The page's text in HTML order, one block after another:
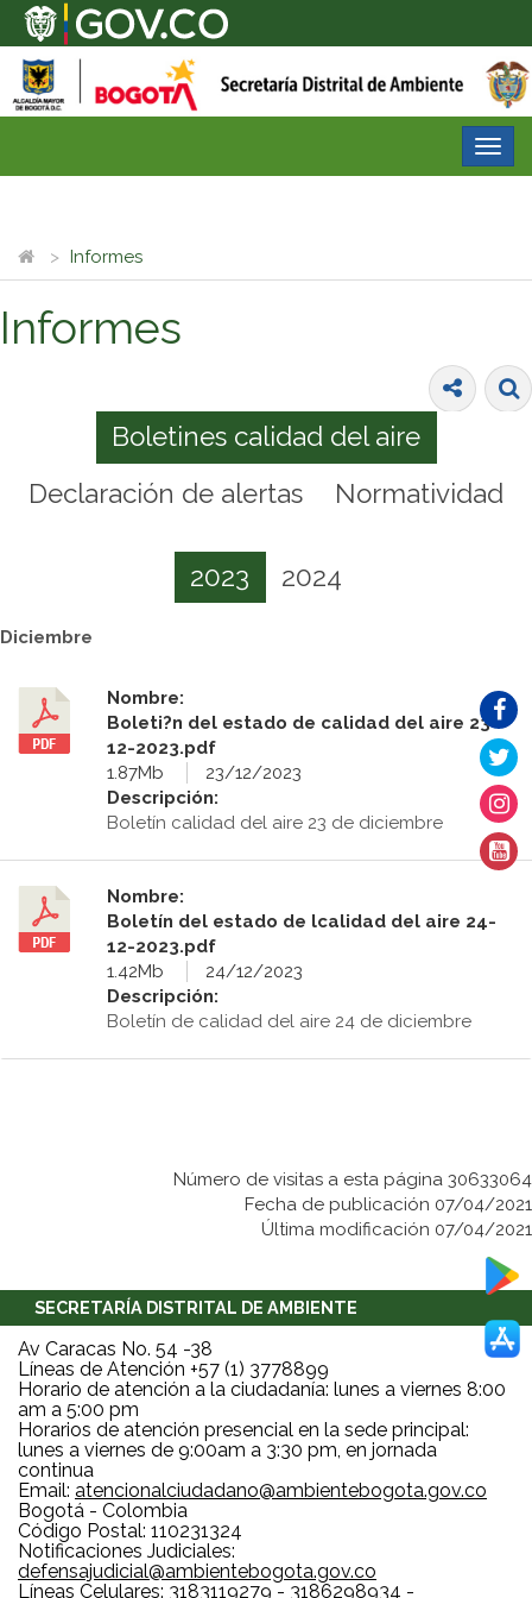
Informes
Informes
Boletines calidad del aire
Declaración de alertas
Normatividad
2023 2024
Diciembre
Nombre:
Boleti?n del estado de calidad del aire 23-
12-2023.pdf
1.87Mb
23/12/2023
Descripción:
Boletín calidad del aire 23 de diciembre
Nombre:
Boletín del estado de lcalidad del aire 24-
12-2023.pdf
1.42Mb
24/12/2023
Descripción:
Boletín de calidad del aire 24 de diciembre
Número de visitas a esta página 30633064
Fecha de publicación 07/04/2021
Última modificación 07/04/2021
SECRETARÍA DISTRITAL DE AMBIENTE
Av Caracas No. 54 -38
Líneas de Atención +57 (1) 3778899
Horario de atención a la ciudadanía: lunes a viernes 8:00
am a 5:00 pm
Horarios de atención presencial en la sede principal:
lunes a viernes de 9:00am a 3:30 pm, en jornada
continua
Email: atencionalciudadano@ambientebogota.gov.co
Bogotá - Colombia
Código Postal: 110231324
Notificaciones Judiciales:
defensajudicial@ambientebogota.gov.co
Líneas Celulares: 3183119279 - 3186298934 -